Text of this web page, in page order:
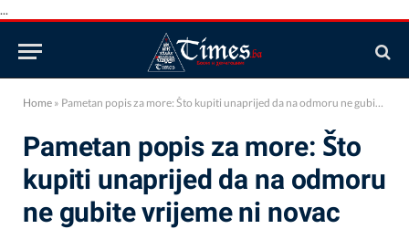
...
Home » Pametan popis za more: Što kupiti unaprijed da na odmoru ne gubite vrijeme ni novac
Pametan popis za more: Što
kupiti unaprijed da na odmoru
ne gubite vrijeme ni novac